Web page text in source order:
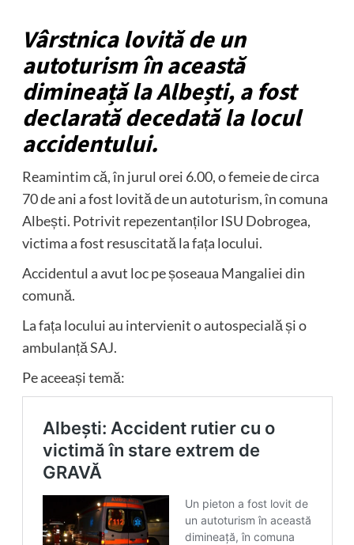
Vârstnica lovită de un
autoturism în această
dimineață la Albești, a fost
declarată decedată la locul
accidentului.
Reamintim că, în jurul orei 6.00, o femeie de circa
70 de ani a fost lovită de un autoturism, în comuna
Albești. Potrivit repezentanților ISU Dobrogea,
victima a fost resuscitată la fața locului.
Accidentul a avut loc pe șoseaua Mangaliei din
comună.
La fața locului au intervienit o autospecială și o
ambulanță SAJ.
Pe aceeași temă: